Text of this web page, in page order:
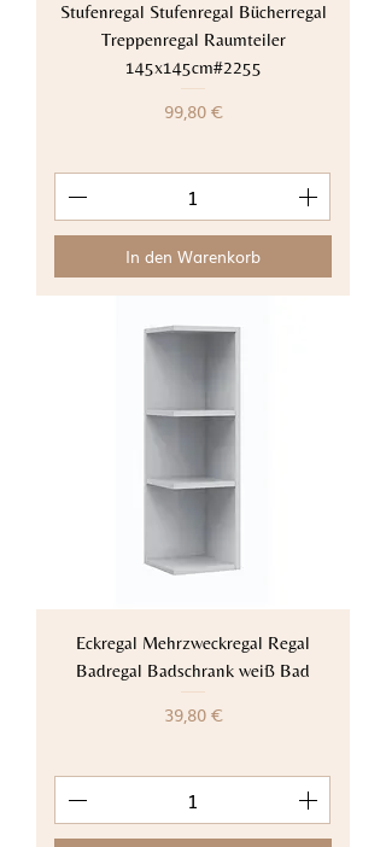
Stufenregal Stufenregal Bücherregal
Treppenregal Raumteiler
145x145cm#2255
Preis
99,80 €
In den Warenkorb
Eckregal Mehrzweckregal Regal
Badregal Badschrank weiß Bad
Preis
39,80 €